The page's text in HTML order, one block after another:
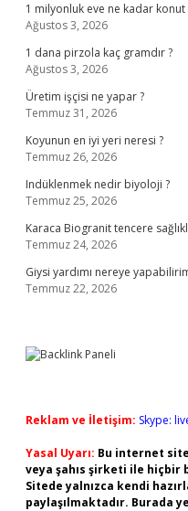
1 milyonluk eve ne kadar konut
Ağustos 3, 2026
1 dana pirzola kaç gramdır ?
Ağustos 3, 2026
Üretim işçisi ne yapar ?
Temmuz 31, 2026
Koyunun en iyi yeri neresi ?
Temmuz 26, 2026
Indüklenmek nedir biyoloji ?
Temmuz 25, 2026
Karaca Biogranit tencere
Temmuz 24, 2026
Giysi yardımı nereye
Temmuz 22, 2026
Reklam ve İletişim: Skype:
Yasal Uyarı: Bu internet
veya şahıs şirketi ile hiçbir
Sitede yalnızca kendi
paylaşılmaktadır. Burada